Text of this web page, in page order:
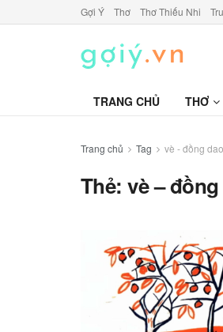
Gợi Ý Thơ Thơ Thiếu Nhi
TRANG CHỦ THƠ
Trang chủ Tag vè - đồng dao
Thẻ:vè –